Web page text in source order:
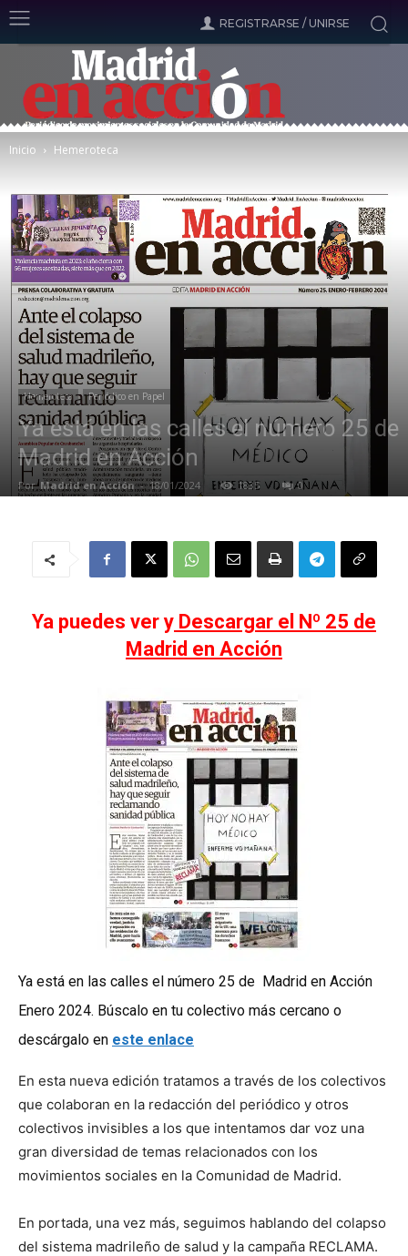
REGISTRARSE / UNIRSE
Inicio Hemeroteca
Hemeroteca Periódico en Papel
Ya está en las calles el número 25 de
Madrid en Acción
Por Madrid en Acción - 18/01/2024 1835 0
Ya puedes ver y Descargar el Nº 25 de
Madrid en Acción
Ya está en las calles el número 25 de Madrid en Acción
Enero 2024. Búscalo en tu colectivo más cercano o
descárgalo en este enlace
En esta nueva edición tratamos a través de los colectivos
que colaboran en la redacción del periódico y otros
colectivos invisibles a los que intentamos dar voz una
gran diversidad de temas relacionados con los
movimientos sociales en la Comunidad de Madrid.
En portada, una vez más, seguimos hablando del colapso
del sistema madrileño de salud y la campaña RECLAMA.